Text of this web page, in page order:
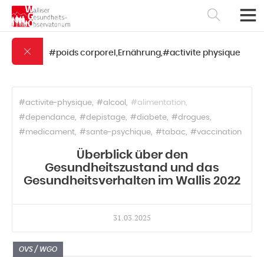
#poids corporel,Ernährung,#activite physique
#activite-physique #alcool
#alimentation
#dependance
#depistage #diabete
#drogues
#medicament
#sante-psychique #tabac #vaccination
Überblick über den
Gesundheitszustand und das
Gesundheitsverhalten im Wallis 2022
31.03.2025
OVS / WGO